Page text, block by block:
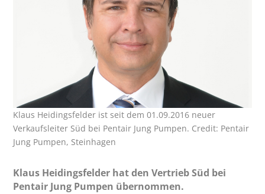
Klaus Heidingsfelder ist seit dem 01.09.2016 neuer
Verkaufsleiter Süd bei Pentair Jung Pumpen. Credit: Pentair
Jung Pumpen, Steinhagen
Klaus Heidingsfelder hat den Vertrieb Süd bei
Pentair Jung Pumpen übernommen.